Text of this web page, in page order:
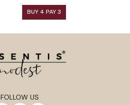
BUY 4 PAY 3
FOLLOW US